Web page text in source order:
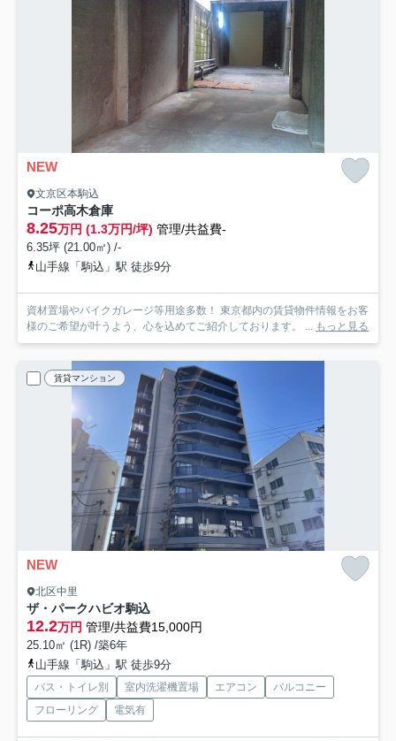
NEW
文京区本駒込
コーポ高木倉庫
8.25万円 (1.3万円/坪) 管理/共益費-
6.35坪 (21.00㎡) /-
山手線「駒込」駅 徒歩9分
資材置場やバイクガレージ等用途多数！ 東京都内の賃貸物件情報をお客
様のご希望が叶うよう、心を込めてご紹介しております。 ... もっと見る
賃貸マンション
NEW
北区中里
ザ・パークハビオ駒込
12.2万円 管理/共益費15,000円
25.10㎡ (1R) /築6年
山手線「駒込」駅 徒歩9分
バス・トイレ別 室内洗濯機置場 エアコン
バルコニー
フローリング
電気有